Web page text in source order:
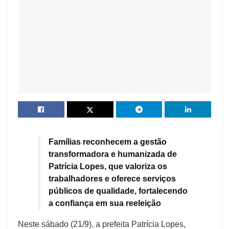
Famílias reconhecem a gestão
transformadora e humanizada de
Patrícia Lopes, que valoriza os
trabalhadores e oferece serviços
públicos de qualidade, fortalecendo
a confiança em sua reeleição
Neste sábado (21/9), a prefeita Patrícia Lopes,